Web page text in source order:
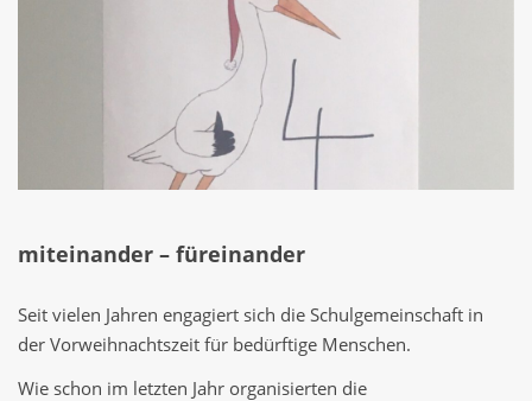
miteinander – füreinander
Seit vielen Jahren engagiert sich die Schulgemeinschaft in
der Vorweihnachtszeit für bedürftige Menschen.
Wie schon im letzten Jahr organisierten die